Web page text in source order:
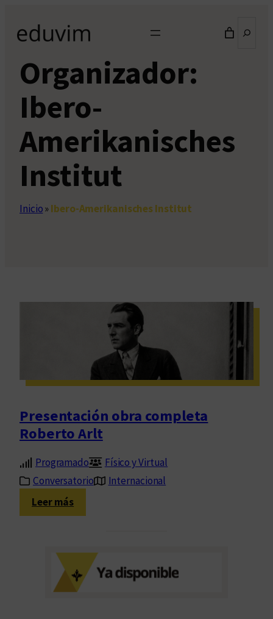
contenido
Organizador:
Ibero-
Amerikanisches
Institut
Inicio»Ibero-Amerikanisches Institut
Presentación obra completa
Roberto Arlt
Programado
Físico y Virtual
Conversatorio
Internacional
Leer más:
P
e
n